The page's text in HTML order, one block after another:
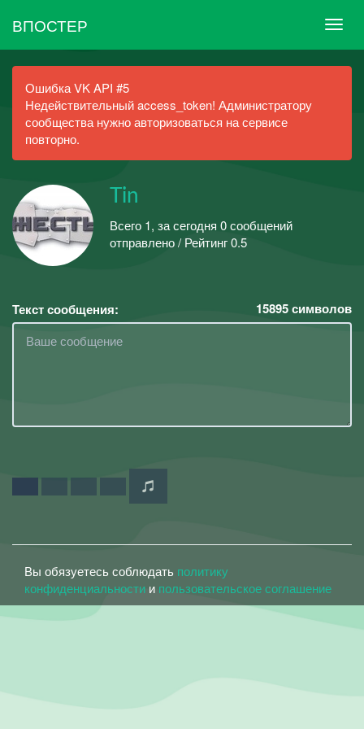
ВПОСТЕР
Ошибка VK API #5
Недействительный access_token! Администратору
сообщества нужно авторизоваться на сервисе
повторно.
Tin
Всего 1, за сегодня 0 сообщений
отправлено / Рейтинг 0.5
Текст сообщения: 15895символов
Вы обязуетесь соблюдать политику
конфиденциальности и пользовательское соглашение